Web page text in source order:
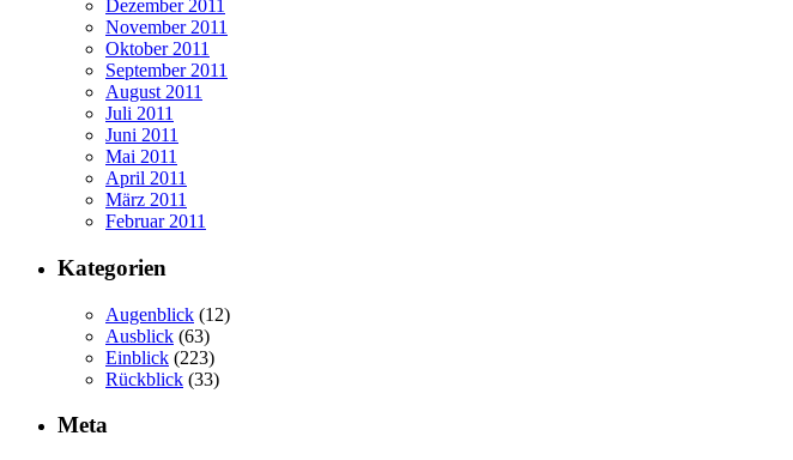
Dezember 2011
November 2011
Oktober 2011
September 2011
August 2011
Juli 2011
Juni 2011
Mai 2011
April 2011
März 2011
Februar 2011
Kategorien
Augenblick (12)
Ausblick (63)
Einblick (223)
Rückblick (33)
Meta